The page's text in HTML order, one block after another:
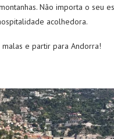
Não importa o seu
acolhedora.
e partir para Andorra!